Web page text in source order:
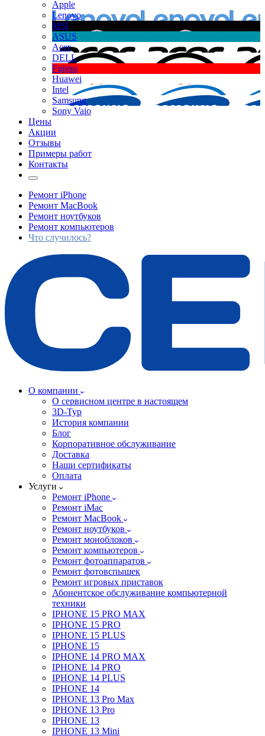
Apple
Lenovo
MSI
ASUS
Acer
DELL
Fujitsu
Huawei
Intel
Samsung
Sony Vaio
Цены
Акции
Отзывы
Примеры работ
Контакты
Ремонт iPhone
Ремонт MacBook
Ремонт ноутбуков
Ремонт компьютеров
Что случилось?
О компании
О сервисном центре в настоящем
3D-Тур
История компании
Блог
Корпоративное обслуживание
Доставка
Наши сертификаты
Оплата
Услуги
Ремонт iPhone
Ремонт iMac
Ремонт MacBook
Ремонт ноутбуков
Ремонт моноблоков
Ремонт компьютеров
Ремонт фотоаппаратов
Ремонт фотовспышек
Ремонт игровых приставок
Абонентское обслуживание компьютерной
техники
IPHONE 15 PRO MAX
IPHONE 15 PRO
IPHONE 15 PLUS
IPHONE 15
IPHONE 14 PRO MAX
IPHONE 14 PRO
IPHONE 14 PLUS
IPHONE 14
IPHONE 13 Pro Max
IPHONE 13 Pro
IPHONE 13
IPHONE 13 Mini